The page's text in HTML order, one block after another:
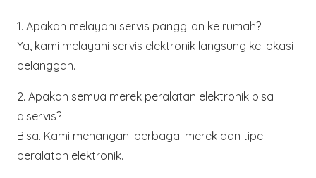
1. Apakah melayani servis panggilan ke rumah?
Ya, kami melayani servis elektronik langsung ke lokasi
pelanggan.
2. Apakah semua merek peralatan elektronik bisa
diservis?
Bisa. Kami menangani berbagai merek dan tipe
peralatan elektronik.